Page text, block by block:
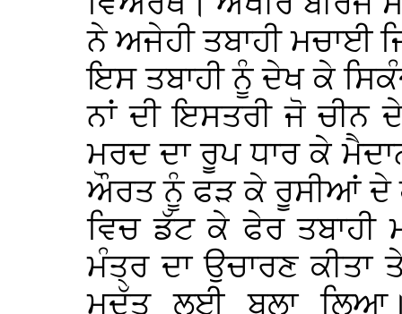
ਨੇ ਅਜੇਹੀ ਤਬਾਹੀ ਮਚਾਈ
ਇਸ ਤਬਾਹੀ ਨੂੰ ਦੇਖ ਕੇ
ਨਾਂ ਦੀ ਇਸਤਰੀ ਜੋ ਚੀਨ
ਮਰਦ ਦਾ ਰੂਪ ਧਾਰ ਕੇ
ਔਰਤ ਨੂੰ ਫੜ ਕੇ ਰੂਸੀਆਂ ਦੇ
ਵਿਚ ਡੱਟ ਕੇ ਫੇਰ
ਮੰਤ੍ਰ ਦਾ ਉਚਾਰਣ ਕੀਤਾ
ਮਦੱਤ ਲਈ ਬੁਲਾ ਲਿਆ।